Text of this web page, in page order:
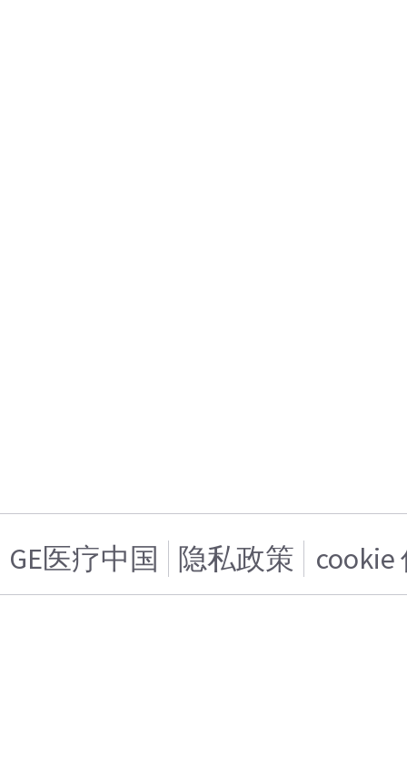
GE医疗中国 隐私政策 cookie